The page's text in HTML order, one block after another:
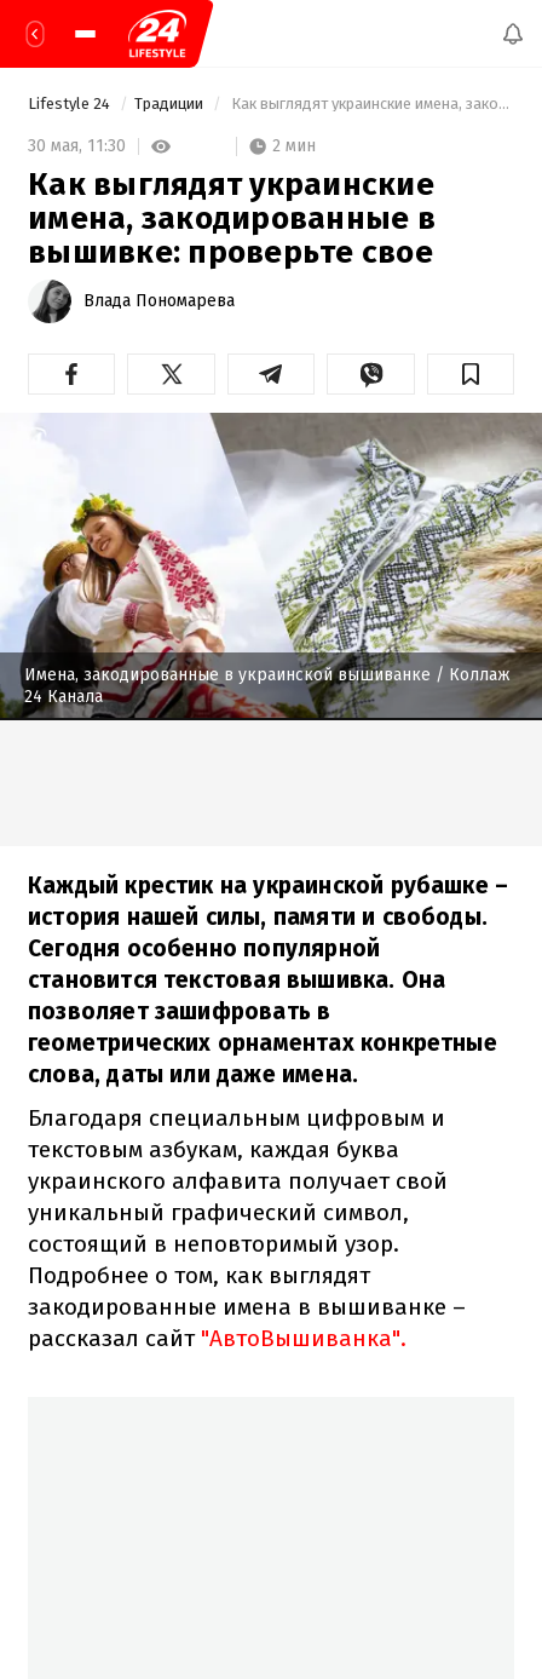
Lifestyle 24 Традиции Как выглядят украинские имена, закодированные в вышивке: проверьте свое
30 мая, 11:30 2 мин
Как выглядят украинские
имена, закодированные в
вышивке: проверьте свое
Влада Пономарева
Имена, закодированные в украинской вышиванке / Коллаж
24 Канала
Каждый крестик на украинской рубашке –
история нашей силы, памяти и свободы.
Сегодня особенно популярной
становится текстовая вышивка. Она
позволяет зашифровать в
геометрических орнаментах конкретные
слова, даты или даже имена.
Благодаря специальным цифровым и
текстовым азбукам, каждая буква
украинского алфавита получает свой
уникальный графический символ,
состоящий в неповторимый узор.
Подробнее о том, как выглядят
закодированные имена в вышиванке –
рассказал сайт"АвтоВышиванка".